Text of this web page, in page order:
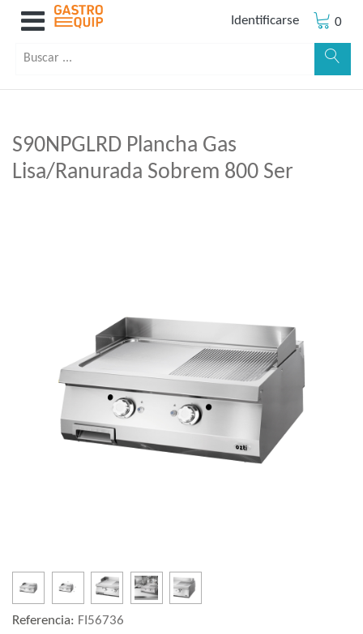
Identificarse 0
S90NPGLRD Plancha Gas
Lisa/Ranurada Sobrem 800 Ser
Referencia: FI56736